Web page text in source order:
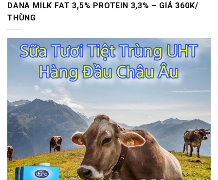
DANA MILK FAT 3,5% PROTEIN 3,3% – GIÁ 360K/
THÙNG